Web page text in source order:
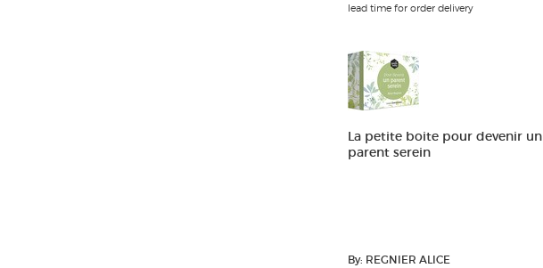
lead time for order delivery
La petite boite pour devenir un
parent serein
By: REGNIER ALICE